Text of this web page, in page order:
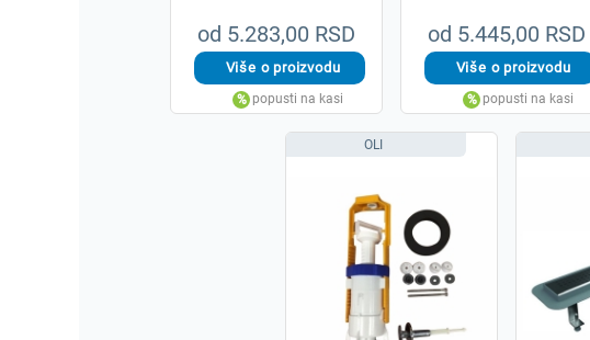
od 5.283,00 RSD od 5.445,00 RSD
OLI